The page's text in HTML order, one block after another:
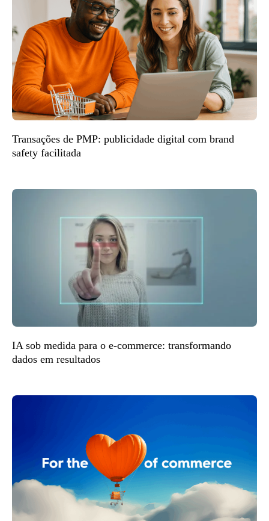
Transações de PMP: publicidade digital com brand
safety facilitada
IA sob medida para o e-commerce: transformando
dados em resultados